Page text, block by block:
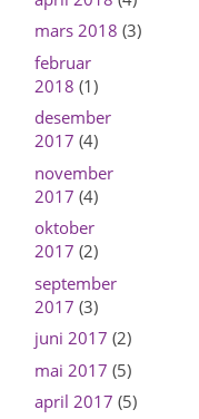
mars 2018 (3)
februar
2018 (1)
desember
2017 (4)
november
2017 (4)
oktober
2017 (2)
september
2017 (3)
juni 2017 (2)
mai 2017 (5)
april 2017 (5)